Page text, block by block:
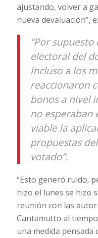
ajustando, volver a
nueva devaluación”,
“Por
electoral del
Incluso a los
reaccionaron
bonos a nivel
no esperaban
viable la
propuestas
votado”.
“Esto generó ruido,
hizo el lunes se hizo
reunión con las
Cantamutto al
una medida pensada